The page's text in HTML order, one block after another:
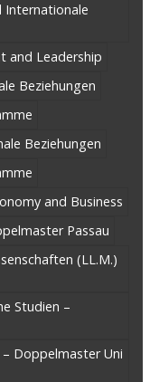
Internationale
and Leadership
Beziehungen
Beziehungen
and Business
Passau
(LL.M.)
Studien –
Doppelmaster Uni